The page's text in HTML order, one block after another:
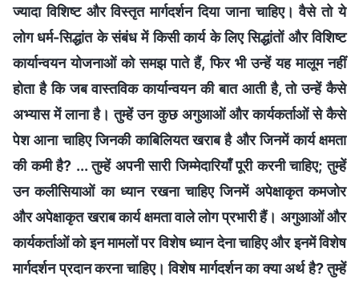
ज्यादा विशिष्ट और विस्तृत मार्गदर्शन दिया जाना चाहिए। वैसे तो ये
लोग धर्म-सिद्धांत के संबंध में किसी कार्य के लिए सिद्धांतों और विशिष्ट
कार्यान्वयन योजनाओं को समझ पाते हैं, फिर भी उन्हें यह मालूम नहीं
होता है कि जब वास्तविक कार्यान्वयन की बात आती है, तो उन्हें कैसे
अभ्यास में लाना है। तुम्हें उन कुछ अगुआओं और कार्यकर्ताओं से कैसे
पेश आना चाहिए जिनकी काबिलियत खराब है और जिनमें कार्य क्षमता
की कमी है? ... तुम्हें अपनी सारी जिम्मेदारियाँ पूरी करनी चाहिए; तुम्हें
उन कलीसियाओं का ध्यान रखना चाहिए जिनमें अपेक्षाकृत कमजोर
और अपेक्षाकृत खराब कार्य क्षमता वाले लोग प्रभारी हैं। अगुआओं और
कार्यकर्ताओं को इन मामलों पर विशेष ध्यान देना चाहिए और इनमें विशेष
मार्गदर्शन प्रदान करना चाहिए। विशेष मार्गदर्शन का क्या अर्थ है? तुम्हें